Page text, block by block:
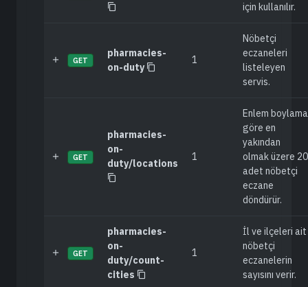
için kullanılır.
GET
pharmacies-
on-duty
1
Nöbetçi
eczaneleri
listeleyen
servis.
GET
pharmacies-
on-
duty/locations
1
Enlem boylama
göre en
yakından
olmak üzere 20
adet nöbetçi
eczane
döndürür.
GET
pharmacies-
on-
duty/count-
cities
1
İl ve ilçeleri ait
nöbetçi
eczanelerin
sayısını verir.